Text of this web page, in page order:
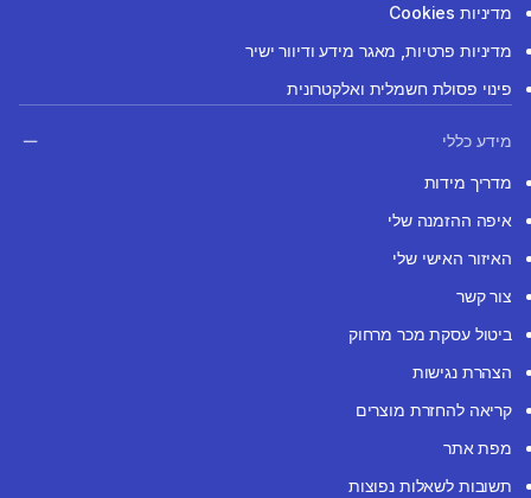
מדיניות Cookies
מדיניות פרטיות, מאגר מידע ודיוור ישיר
פינוי פסולת חשמלית ואלקטרונית
מידע כללי
מדריך מידות
איפה ההזמנה שלי
האיזור האישי שלי
צור קשר
ביטול עסקת מכר מרחוק
הצהרת נגישות
קריאה להחזרת מוצרים
מפת אתר
תשובות לשאלות נפוצות